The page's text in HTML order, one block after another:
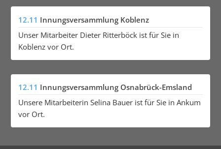
12.11 Innungsversammlung Koblenz
Unser Mitarbeiter Dieter Ritterböck ist für Sie in
Koblenz vor Ort.
12.11 Innungsversammlung Osnabrück-Emsland
Unsere Mitarbeiterin Selina Bauer ist für Sie in Ankum
vor Ort.